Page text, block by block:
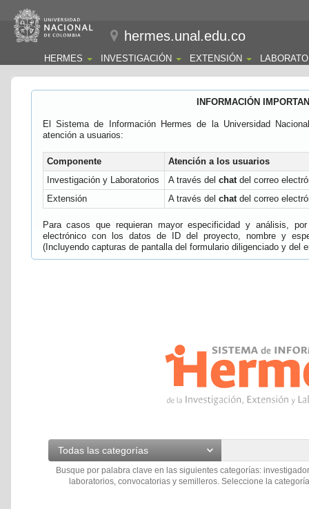
hermes.unal.edu.co
HERMES INVESTIGACIÓN EXTENSIÓN
INFORMACIÓN
El Sistema de Información Hermes de la Universidad
atención a usuarios:
Componente
Atención a los usuarios
Investigación y Laboratorios
A través del chatdel correo
Extensión
A través del chatdel correo
Para casos que requieran mayor especificidad y análisis,
electrónico con los datos de ID del proyecto, nombre y
(Incluyendo capturas de pantalla del formulario diligenciado y del
Todas las categorías
Busque por palabra clave en las siguientes categorías:
laboratorios, convocatorias y semilleros. Seleccione la